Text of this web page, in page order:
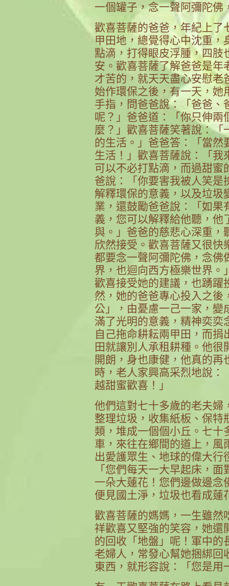
一個罐子，念一聲阿彌陀佛
歡喜菩薩的爸爸，年紀上了
甲田地，總覺得心中沈重，
點滴，打得眼皮浮腫，四肢
安。歡喜菩薩了解爸爸是年
才苦的，就天天盡心安慰老
始作環保之後，有一天，她
手指，問爸爸說：「爸爸、
呢？」爸爸道：「你只伸兩
麼？」歡喜菩薩笑著說：「
的生活。」爸爸答：「當然
生活！」歡喜菩薩說：「我
可以不必打點滴，而過甜蜜
爸說：「你要害我被人笑是
解釋環保的意義，以及垃圾
業，還鼓勵爸爸說：「如果
義，您可以解釋給他聽，他
與。」爸爸的慈悲心深重，
欣然接受。歡喜菩薩又很快
都要念一聲阿彌陀佛，念佛
界，也迴向西方極樂世界。
歡喜接受她的建議，也踴躍
然，她的爸爸專心投入之後
公」，由憂慮一己一家，變
滿了光明的意義，精神奕奕
自己拖命耕耘兩甲田，而
田就讓別人承租耕種。他
開朗，身也康健，他真的
時，老人家興高采烈地說
越甜蜜歡喜！」
他們這對七十多歲的老夫婦
整理垃圾，收集紙板、保特
類，堆成一個個小丘。七十
車，來往在鄉間的道上，風
出愛護眾生、地球的偉大行
「您們每天一大早起床，
一朵大蓮花！您們邊做邊念
便見國土淨，垃圾也看成蓮
歡喜菩薩的媽媽，一生雖然
祥歡喜又堅強的笑容，她還
的回收「地盤」呢！軍中的
老婦人，常發心幫她捆綁回
東西，就形容說：「您是用